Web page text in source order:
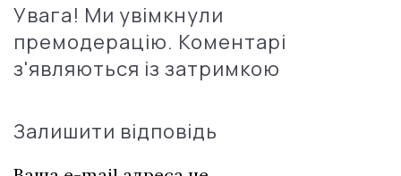
Увага! Ми увімкнули
премодерацію. Коментарі
з'являються із затримкою
Залишити відповідь